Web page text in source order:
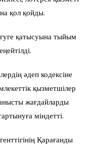
қол қойды.
қатысуына тыйым
әдеп кодексіне
қызметшілер
жағдайларды
міндетті.
Қарағанды